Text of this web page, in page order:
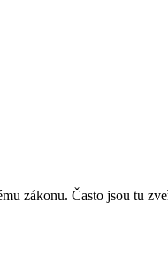
zákonu. Často jsou tu